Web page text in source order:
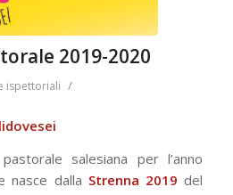
2019-2020
ispettoriali /
salesiana per l’anno
nasce dalla Strenna 2019 del